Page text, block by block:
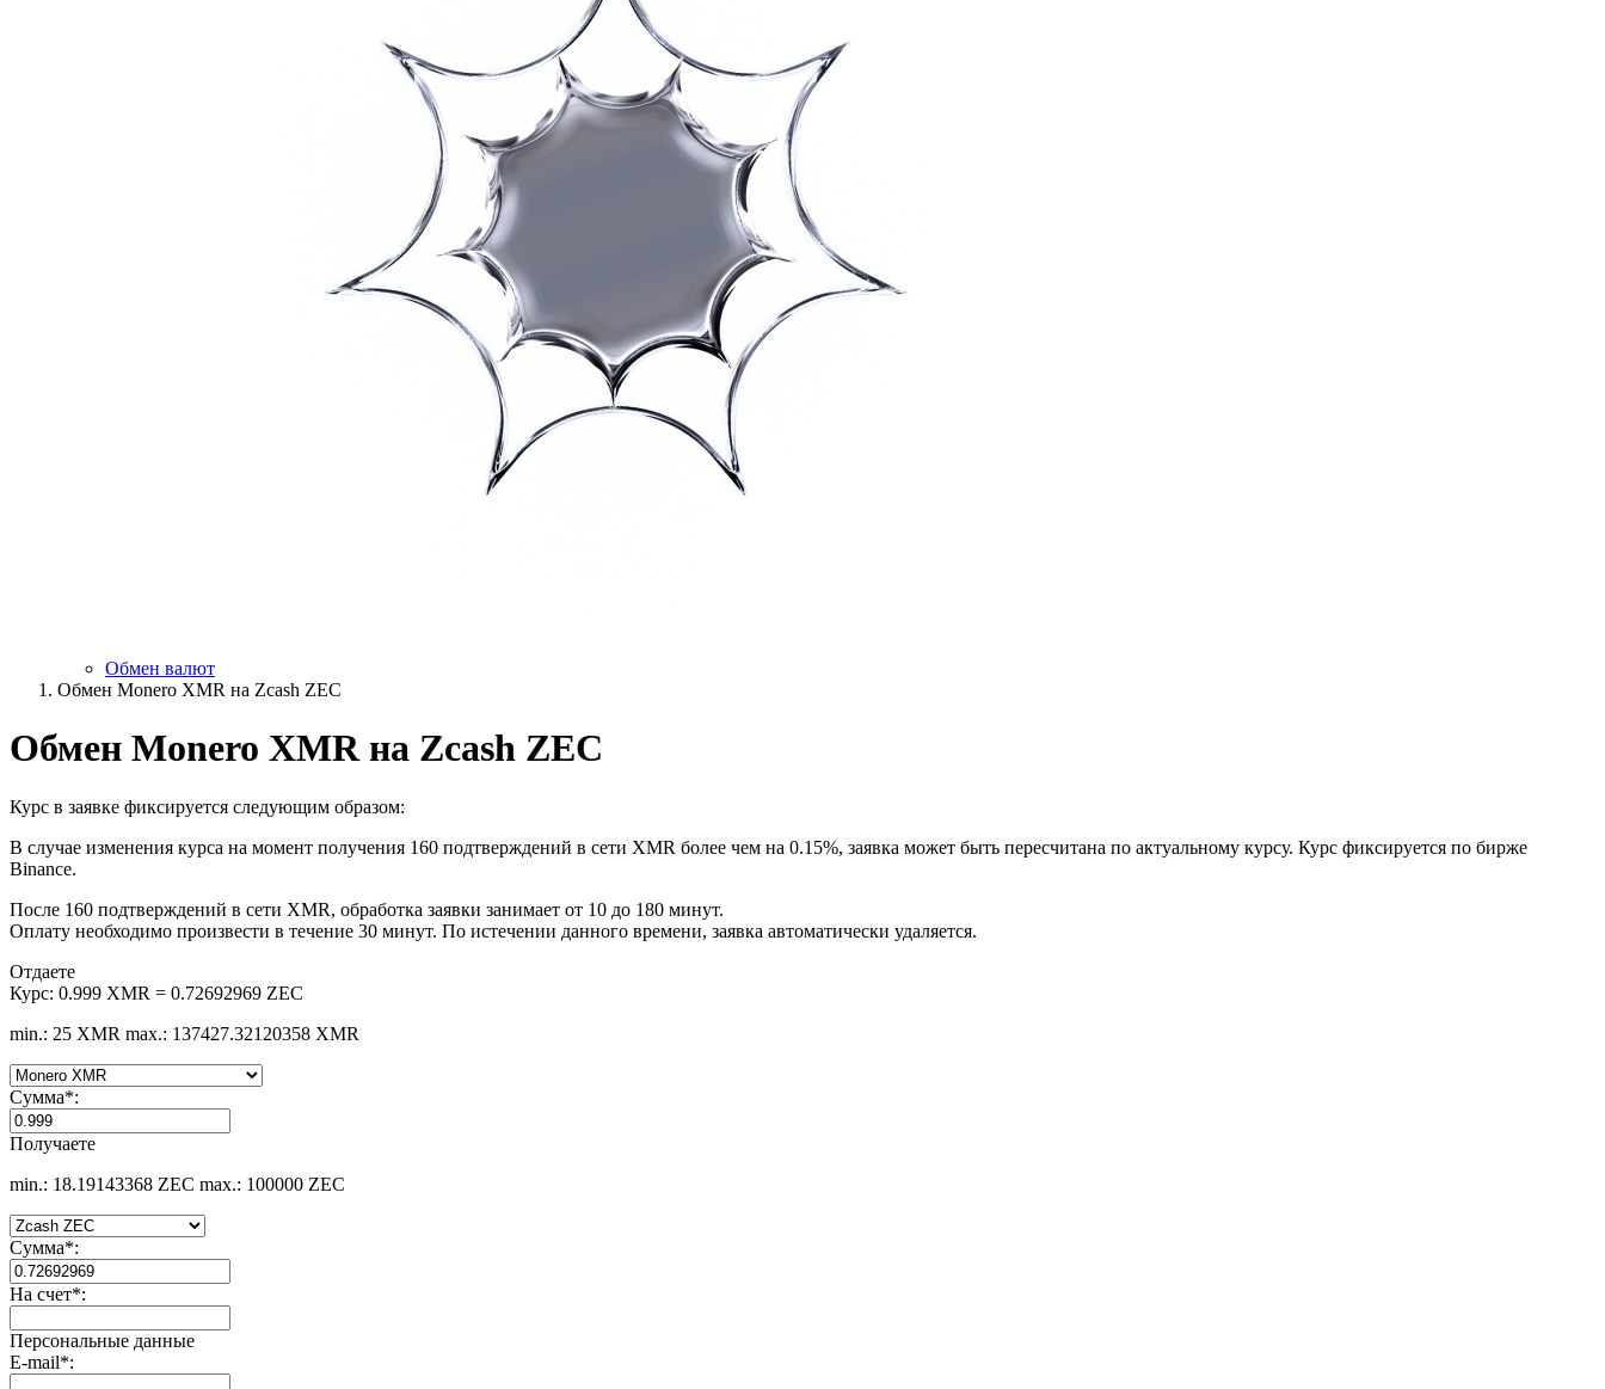
Обмен валют
Обмен Monero XMR на Zcash ZEC
Обмен Monero XMR на Zcash ZEC
Курс в заявке фиксируется следующим образом:
В случае изменения курса на момент получения 160 подтверждений в сети XMR более чем на 0.15%, заявка может быть пересчитана по актуальному курсу. Курс фиксируется по бирже
Binance.
После 160 подтверждений в сети XMR, обработка заявки занимает от 10 до 180 минут.
Оплату необходимо произвести в течение 30 минут. По истечении данного времени, заявка автоматически удаляется.
Отдаете
Курс: 0.999 XMR = 0.72692969 ZEC
min.: 25 XMR max.: 137427.32120358 XMR
Сумма*:
Получаете
min.: 18.19143368 ZEC max.: 100000 ZEC
Сумма*:
На счет*:
Персональные данные
E-mail*: